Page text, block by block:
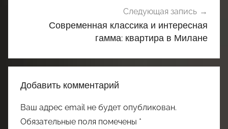
Следующая запись
Современная классика и интересная
гамма: квартира в Милане
Добавить комментарий
Ваш адрес email не будет опубликован.
Обязательные поля помечены *